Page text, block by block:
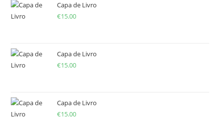
Capa de Livro
€15.00
Capa de Livro
€15.00
Capa de Livro
€15.00